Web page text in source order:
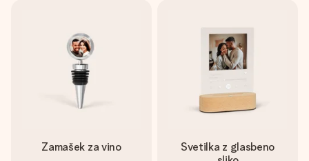
Zamašek za vino
Svetilka z glasbeno